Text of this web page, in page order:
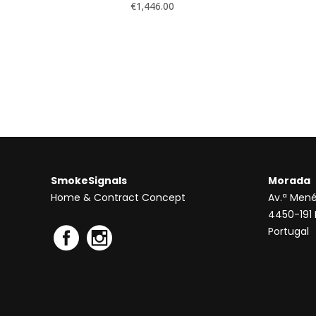
€1,446.00
SmokeSignals
Home & Contract Concept
Morada
Av.ª
4450-
Portugal